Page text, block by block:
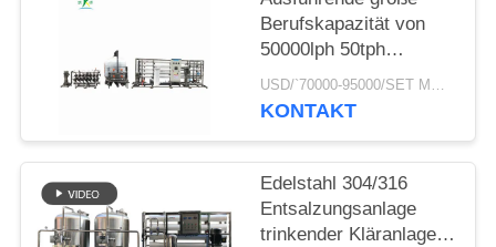
PRIVACY
POLICY
Berufskapazität von
50000lph 50tph
industriellen RO-
Kläranlage Umkehr-
USD/`70000-95000/SET MOQ:1 Satz
KONTAKT
Edelstahl 304/316
Entsalzungsanlage
trinkender Kläranlage-